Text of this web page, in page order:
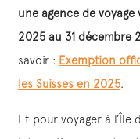
une agence de
2025 au 31 décembre
savoir : Exemption
les Suisses en 2025.
Et pour voyager à l’Île